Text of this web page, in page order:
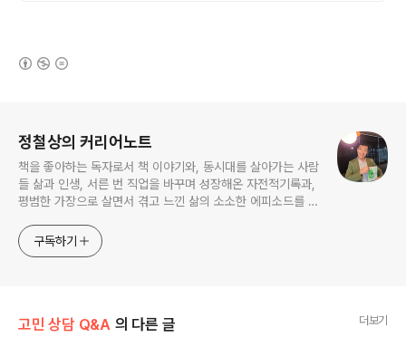
정철상의 커리어노트
책을 좋아하는 독자로서 책 이야기와, 동시대를 살아가는 사람
들 삶과 인생, 서른 번 직업을 바꾸며 성장해온 자전적기록과,
평범한 가장으로 살면서 겪고 느낀 삶의 소소한 에피소드를 전
고픈 커리어코치, 유튜브: 정교수의 인생수업
구독하기
고민 상담 Q&A 의 다른 글 더보기